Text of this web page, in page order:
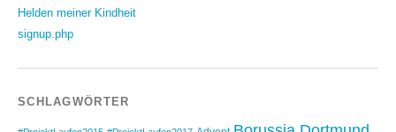
Helden meiner Kindheit
signup.php
SCHLAGWÖRTER